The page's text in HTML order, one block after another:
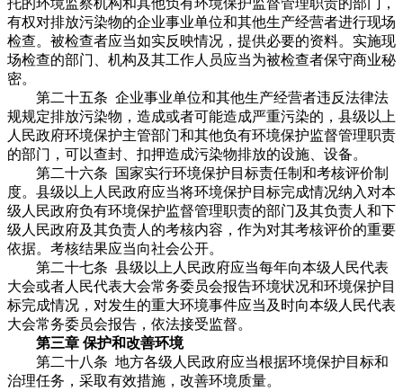
托的环境监察机构和其他负有环境保护监督管理职责的部门，
有权对排放污染物的企业事业单位和其他生产经营者进行现场
检查。被检查者应当如实反映情况，提供必要的资料。实施现
场检查的部门、机构及其工作人员应当为被检查者保守商业秘
密。
第二十五条 企业事业单位和其他生产经营者违反法律法
规规定排放污染物，造成或者可能造成严重污染的，县级以上
人民政府环境保护主管部门和其他负有环境保护监督管理职责
的部门，可以查封、扣押造成污染物排放的设施、设备。
第二十六条 国家实行环境保护目标责任制和考核评价制
度。县级以上人民政府应当将环境保护目标完成情况纳入对本
级人民政府负有环境保护监督管理职责的部门及其负责人和下
级人民政府及其负责人的考核内容，作为对其考核评价的重要
依据。考核结果应当向社会公开。
第二十七条 县级以上人民政府应当每年向本级人民代表
大会或者人民代表大会常务委员会报告环境状况和环境保护目
标完成情况，对发生的重大环境事件应当及时向本级人民代表
大会常务委员会报告，依法接受监督。
第三章 保护和改善环境
第二十八条 地方各级人民政府应当根据环境保护目标和
治理任务，采取有效措施，改善环境质量。